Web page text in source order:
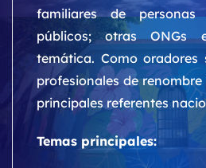
familiares de
públicos; otras ONGs
temática. Como oradores
profesionales de
principales referentes
Temas principales: